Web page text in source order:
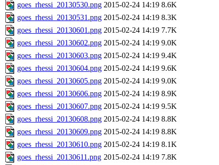
goes_rhessi_20130530.png 2015-02-24 14:19 8.6K
goes_rhessi_20130531.png 2015-02-24 14:19 8.3K
goes_rhessi_20130601.png 2015-02-24 14:19 7.7K
goes_rhessi_20130602.png 2015-02-24 14:19 9.0K
goes_rhessi_20130603.png 2015-02-24 14:19 9.4K
goes_rhessi_20130604.png 2015-02-24 14:19 9.6K
goes_rhessi_20130605.png 2015-02-24 14:19 9.0K
goes_rhessi_20130606.png 2015-02-24 14:19 8.9K
goes_rhessi_20130607.png 2015-02-24 14:19 9.5K
goes_rhessi_20130608.png 2015-02-24 14:19 8.8K
goes_rhessi_20130609.png 2015-02-24 14:19 8.8K
goes_rhessi_20130610.png 2015-02-24 14:19 8.1K
goes_rhessi_20130611.png 2015-02-24 14:19 7.8K